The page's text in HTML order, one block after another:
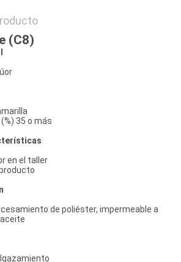
(C8)
35 o más
en el taller
de poliéster, impermeable a